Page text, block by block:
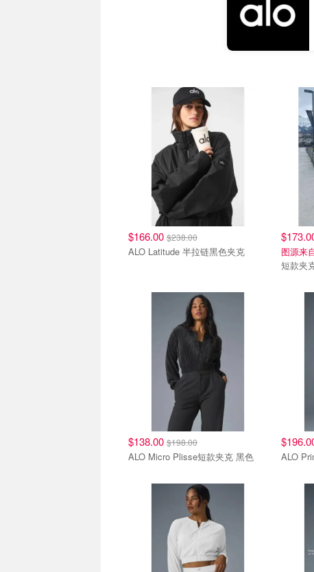
$166.00 $238.00
ALO Latitude 半拉链黑色夹克
图源来
短款夹
$138.00 $198.00
ALO Micro Plisse短款夹克 黑色 ALO